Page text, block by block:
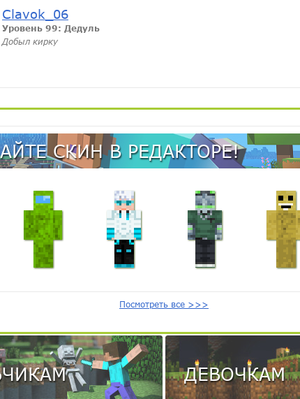
Clavok_06
Уровень 99: Дедуль
Добыл кирку
СКИН В РЕДАКТОРЕ!
Посмотреть все >>>
ДЕВОЧКАМ